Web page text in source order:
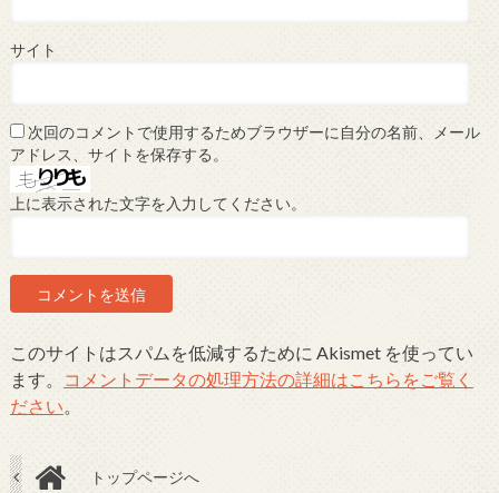
サイト
次回のコメントで使用するためブラウザーに自分の名前、メール
アドレス、サイトを保存する。
上に表示された文字を入力してください。
このサイトはスパムを低減するために Akismet を使ってい
ます。
コメントデータの処理方法の詳細はこちらをご覧く
ださい。
トップページへ